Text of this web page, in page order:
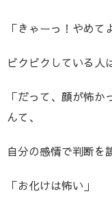
「きゃーっ！やめて
ビクビクしている人
「だって、顔が怖
んて、
自分の感情で判断を
「お化けは怖い」